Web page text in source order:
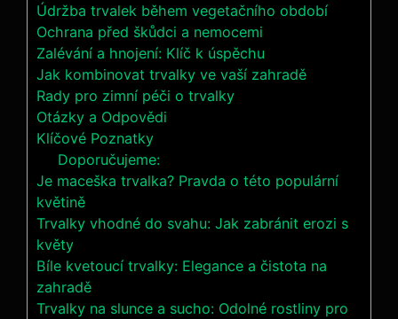
Údržba trvalek během vegetačního období
Ochrana před škůdci a nemocemi
Zalévání a hnojení: Klíč k úspěchu
Jak kombinovat trvalky ve vaší zahradě
Rady pro zimní péči o trvalky
Otázky a Odpovědi
Klíčové Poznatky
Doporučujeme:
Je maceška trvalka? Pravda o této populární
květině
Trvalky vhodné do svahu: Jak zabránit erozi s
květy
Bíle kvetoucí trvalky: Elegance a čistota na
zahradě
Trvalky na slunce a sucho: Odolné rostliny pro